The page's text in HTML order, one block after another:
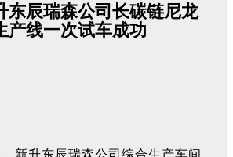
东辰瑞森公司长碳链尼龙
产线一次试车成功
新升东辰瑞森公司综合生产车间